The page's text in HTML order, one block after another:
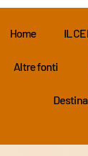
Home IL
Altre fonti